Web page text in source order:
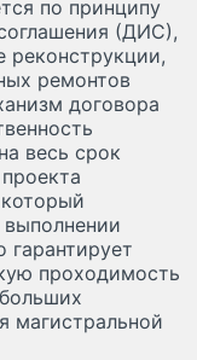
по принципу
(ДИС),
реконструкции,
ремонтов
договора
весь срок
гарантирует
проходимость
магистральной